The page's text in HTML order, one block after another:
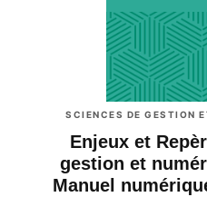
SCIENCES DE GESTION
Enjeux et
gestion et
Manuel